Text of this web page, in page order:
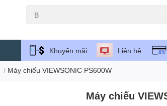
Khuyến mãi Liên hệ
/ Máy chiếu VIEWSONIC PS600W
Máy chiếu